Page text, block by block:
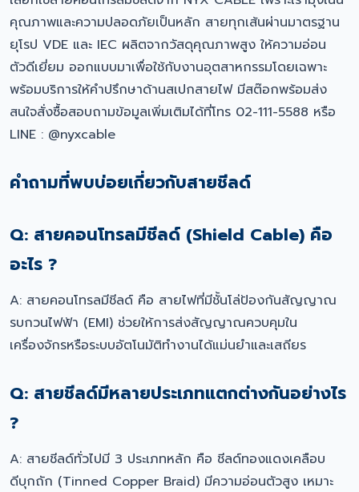
คุณภาพและความปลอดภัยเป็นหลัก สายทุกเส้นผ่านมาตรฐาน
ยุโรป VDE และ IEC ผลิตจากวัสดุคุณภาพสูง ให้ความอ่อน
ตัวดีเยี่ยม ออกแบบมาเพื่อใช้กับงานอุตสาหกรรมโดยเฉพาะ
พร้อมบริการให้คำปรึกษาด้านสเปกสายไฟ มีสต๊อกพร้อมส่ง
สนใจสั่งซื้อสอบถามข้อมูลเพิ่มเติมได้ที่โทร 02-111-5588 หรือ
LINE : @nyxcable
คำถามที่พบบ่อยเกี่ยวกับสายชีลด์
Q: สายคอนโทรลมีชีลด์ (Shield Cable) คือ
อะไร ?
A: สายคอนโทรลมีชีลด์ คือ สายไฟที่มีชั้นโล่ป้องกันสัญญาณ
รบกวนไฟฟ้า (EMI) ช่วยให้การส่งสัญญาณควบคุมใน
เครื่องจักรหรือระบบอัตโนมัติทำงานได้แม่นยำและเสถียร
Q: สายชีลด์มีหลายประเภทแตกต่างกันอย่างไร
?
A: สายชีลด์ทั่วไปมี 3 ประเภทหลัก คือ ชีลด์ทองแดงเคลือบ
ดีบุกถัก (Tinned Copper Braid) มีความอ่อนตัวสูง เหมาะ